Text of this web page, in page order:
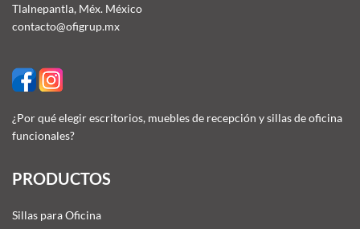
Tlalnepantla, Méx. México
contacto@ofigrup.mx
¿Por qué elegir escritorios, muebles de recepción y sillas de oficina
funcionales?
PRODUCTOS
Sillas para Oficina